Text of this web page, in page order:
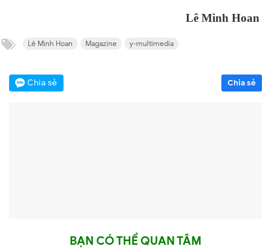
Lê Minh Hoan
Lê Minh Hoan Magazine y-multimedia
Chia sẻ Chia sẻ
BẠN CÓ THỂ QUAN TÂM